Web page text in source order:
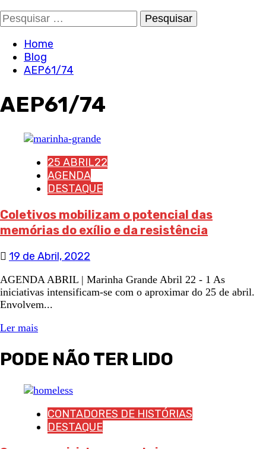
Pesquisar
por:
Home
Blog
AEP61/74
AEP61/74
25 ABRIL22
AGENDA
DESTAQUE
Coletivos mobilizam o potencial das
memórias do exílio e da resistência
19 de Abril, 2022
AGENDA ABRIL | Marinha Grande Abril 22 - 1 As
iniciativas intensificam-se com o aproximar do 25 de abril.
Envolvem...
Ler mais
PODE NÃO TER LIDO
CONTADORES DE HISTÓRIAS
DESTAQUE